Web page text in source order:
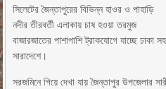
সিলেটের জৈন্তাপুরের বিভিন্ন হাওর ও পাহাড়ি
নদীর তীরবর্তী এলাকায় চাষ হওয়া তরমুজ
বাজারজাতের পাশাপাশি ট্রাকযোগে যাচ্ছে ঢাকা সহ
সারাদেশে।
সরজমিনে গিয়ে দেখা যায় জৈন্তাপুর উপজেলার